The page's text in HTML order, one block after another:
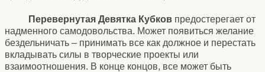
Перевернутая Девятка Кубков предостерегает от
надменного самодовольства. Может появиться желание
бездельничать – принимать все как должное и перестать
вкладывать силы в творческие проекты или
взаимоотношения. В конце концов, все может быть